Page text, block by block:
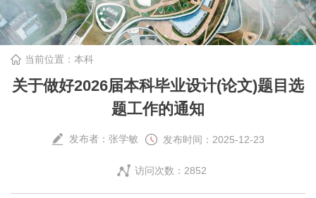
当前位置： 本科
关于做好2026届本科毕业设计(论文)题目选
题工作的通知
发布者：张学敏 发布时间：2025-12-23
访问次数： 2852